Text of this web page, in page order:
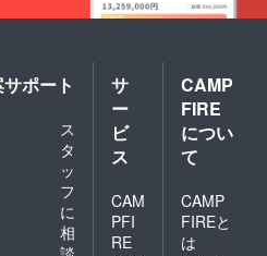
です。
のサイ
ン色紙
です。
※本リ
ターン
の限定
公開の
お手紙
の内容
を無断
限定会
のお渡
しで
す。
★3.お
礼動画
は1分程
度の動
定公開
にし、
支援者
ポート
ス
タ
ッ
フ
に
相
サ
ー
ビ
ス
CAM
PFI
RE
CAMP
FIRE
につい
て
CAMP
FIREと
は